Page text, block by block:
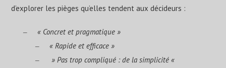
d’explorer les pièges qu’elles tendent aux décideurs :
– « Concret et pragmatique »
– « Rapide et efficace »
– » Pas trop compliqué : de la simplicité «